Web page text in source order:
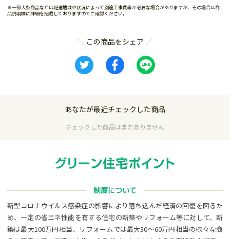
※一部大型商品などは配送地域や状況によって別途工事費等が必要な場合がありますが、その場合は商
品説明欄に詳細を記載しておりますのでご確認ください。
この商品をシェア
あなたが最近チェックした商品
チェックした商品はまだありません
制度について
新型コロナウイルス感染症の影響により落ち込んだ経済の回復を図るた
め、一定の省エネ性能を有する住宅の新築やリフォーム等に対して、新
築は最大100万円相当、リフォームでは最大30～60万円相当の様々な商